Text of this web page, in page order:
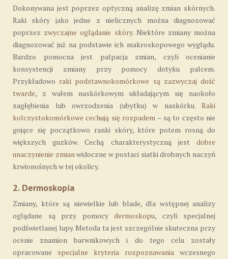
Dokonywana jest poprzez optyczną analizę zmian skórnych.
Raki skóry jako jedne z nielicznych można diagnozować
poprzez zwyczajne oglądanie skóry. Niektóre zmiany można
diagnozować już na podstawie ich makroskopowego wyglądu.
Bardzo pomocna jest palpacja zmian, czyli ocenianie
konsystencji zmiany przy pomocy dotyku palcem.
Przykładowo raki podstawnokomórkowe są zazwyczaj dość
twarde, z wałem naskórkowym układającym się naokoło
zagłębienia lub owrzodzenia (ubytku) w naskórku. Raki
kolczystokomórkowe cechują się rozpadem – są to często nie
gojące się początkowo ranki skóry, które potem rosną do
większych guzków. Cechą charakterystyczną jest dobre
unaczynienie zmianwidoczne w postaci siatki drobnych naczyń
krwionośnych w tej okolicy.
2. Dermoskopia
Zmiany, które są niewielkie lub blade, dla wstępnej analizy
oglądane są przy pomocy dermoskopu, czyli specjalnej
podświetlanej lupy. Metoda ta jest szczególnie skuteczna przy
ocenie znamion barwnikowych i do tego celu zostały
opracowane specjalne kryteria rozpoznawania wczesnego